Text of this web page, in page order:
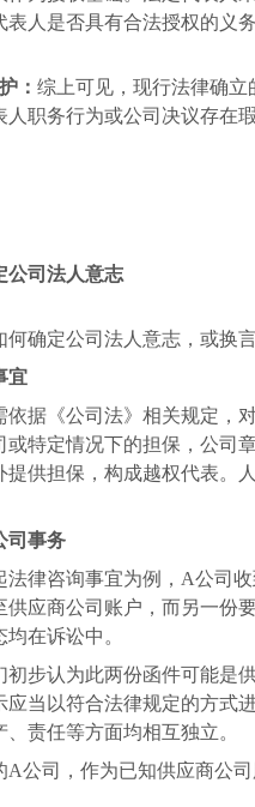
人是否具有合法授权的义
： 综上可见，现行法律确
人职务行为或公司决议存在
公司法人意志
何确定公司法人意志，或换
宜
据《公司法》相关规定，
特定情况下的担保，公司
提供担保，构成越权代表。
司事务
律咨询事宜为例， A公司
应商公司账户，而另一份
在诉讼中。
步认为此两份函件可能是
当以符合法律规定的方式
责任等方面均相互独立。
A公司，作为已知供应商公